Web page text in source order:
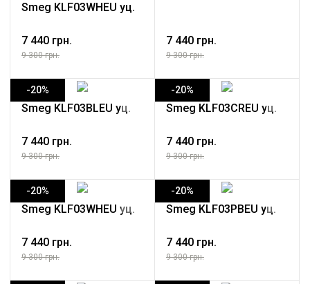
Smeg KLF03WHEU уц.
7 440 грн.
9 300 грн.
7 440 грн.
9 300 грн.
-20%
Smeg KLF03BLEU уц.
7 440 грн.
9 300 грн.
-20%
Smeg KLF03CREU уц.
7 440 грн.
9 300 грн.
-20%
Smeg KLF03WHEU уц.
7 440 грн.
9 300 грн.
-20%
Smeg KLF03PBEU уц.
7 440 грн.
9 300 грн.